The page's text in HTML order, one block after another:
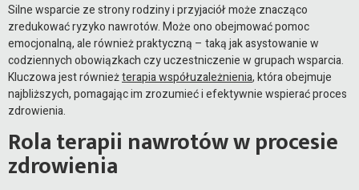
Silne wsparcie ze strony rodziny i przyjaciół może znacząco
zredukować ryzyko nawrotów. Może ono obejmować pomoc
emocjonalną, ale również praktyczną – taką jak asystowanie w
codziennych obowiązkach czy uczestniczenie w grupach wsparcia.
Kluczowa jest równieżterapia współuzależnienia, która obejmuje
najbliższych, pomagając im zrozumieć i efektywnie wspierać proces
zdrowienia.
Rola terapii nawrotów w procesie
zdrowienia